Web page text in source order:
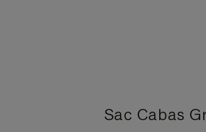
Sac Cabas